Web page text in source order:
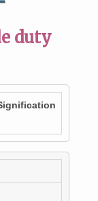
duty